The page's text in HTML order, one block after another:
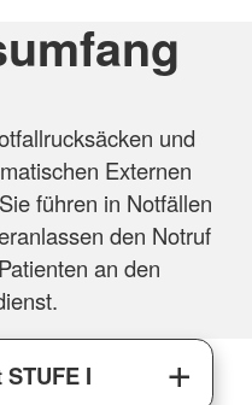
und
Externen
führen in Notfällen
den Notruf
an den
I